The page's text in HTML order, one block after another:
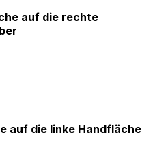
auf die rechte
auf die linke Handfläche